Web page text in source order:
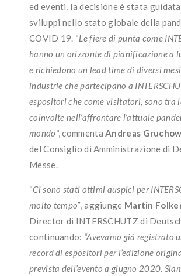
ed eventi, la decisione è stata
sviluppi nello stato globale della
COVID 19. “Le fiere di punta come
hanno un orizzonte di pianificazione a
e richiedono un lead time di diversi
industrie che partecipano a
espositori che come visitatori, sono tra
coinvolte nell’affrontare l’attuale
mondo“, commentaAndreas Gruchow
del Consiglio di Amministrazione di
Messe.
“Ci sono stati ottimi auspici per
molto tempo”, aggiunge Martin
Director di INTERSCHUTZ di
continuando: “Avevamo già registrato
record di espositori per l’edizione
prevista dell’evento a giugno 2020.